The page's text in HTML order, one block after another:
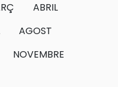
ABRIL
AGOST
NOVEMBRE